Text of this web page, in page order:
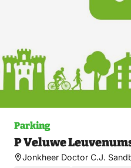
Parking
P Veluwe
Jonkheer Doctor C.J.